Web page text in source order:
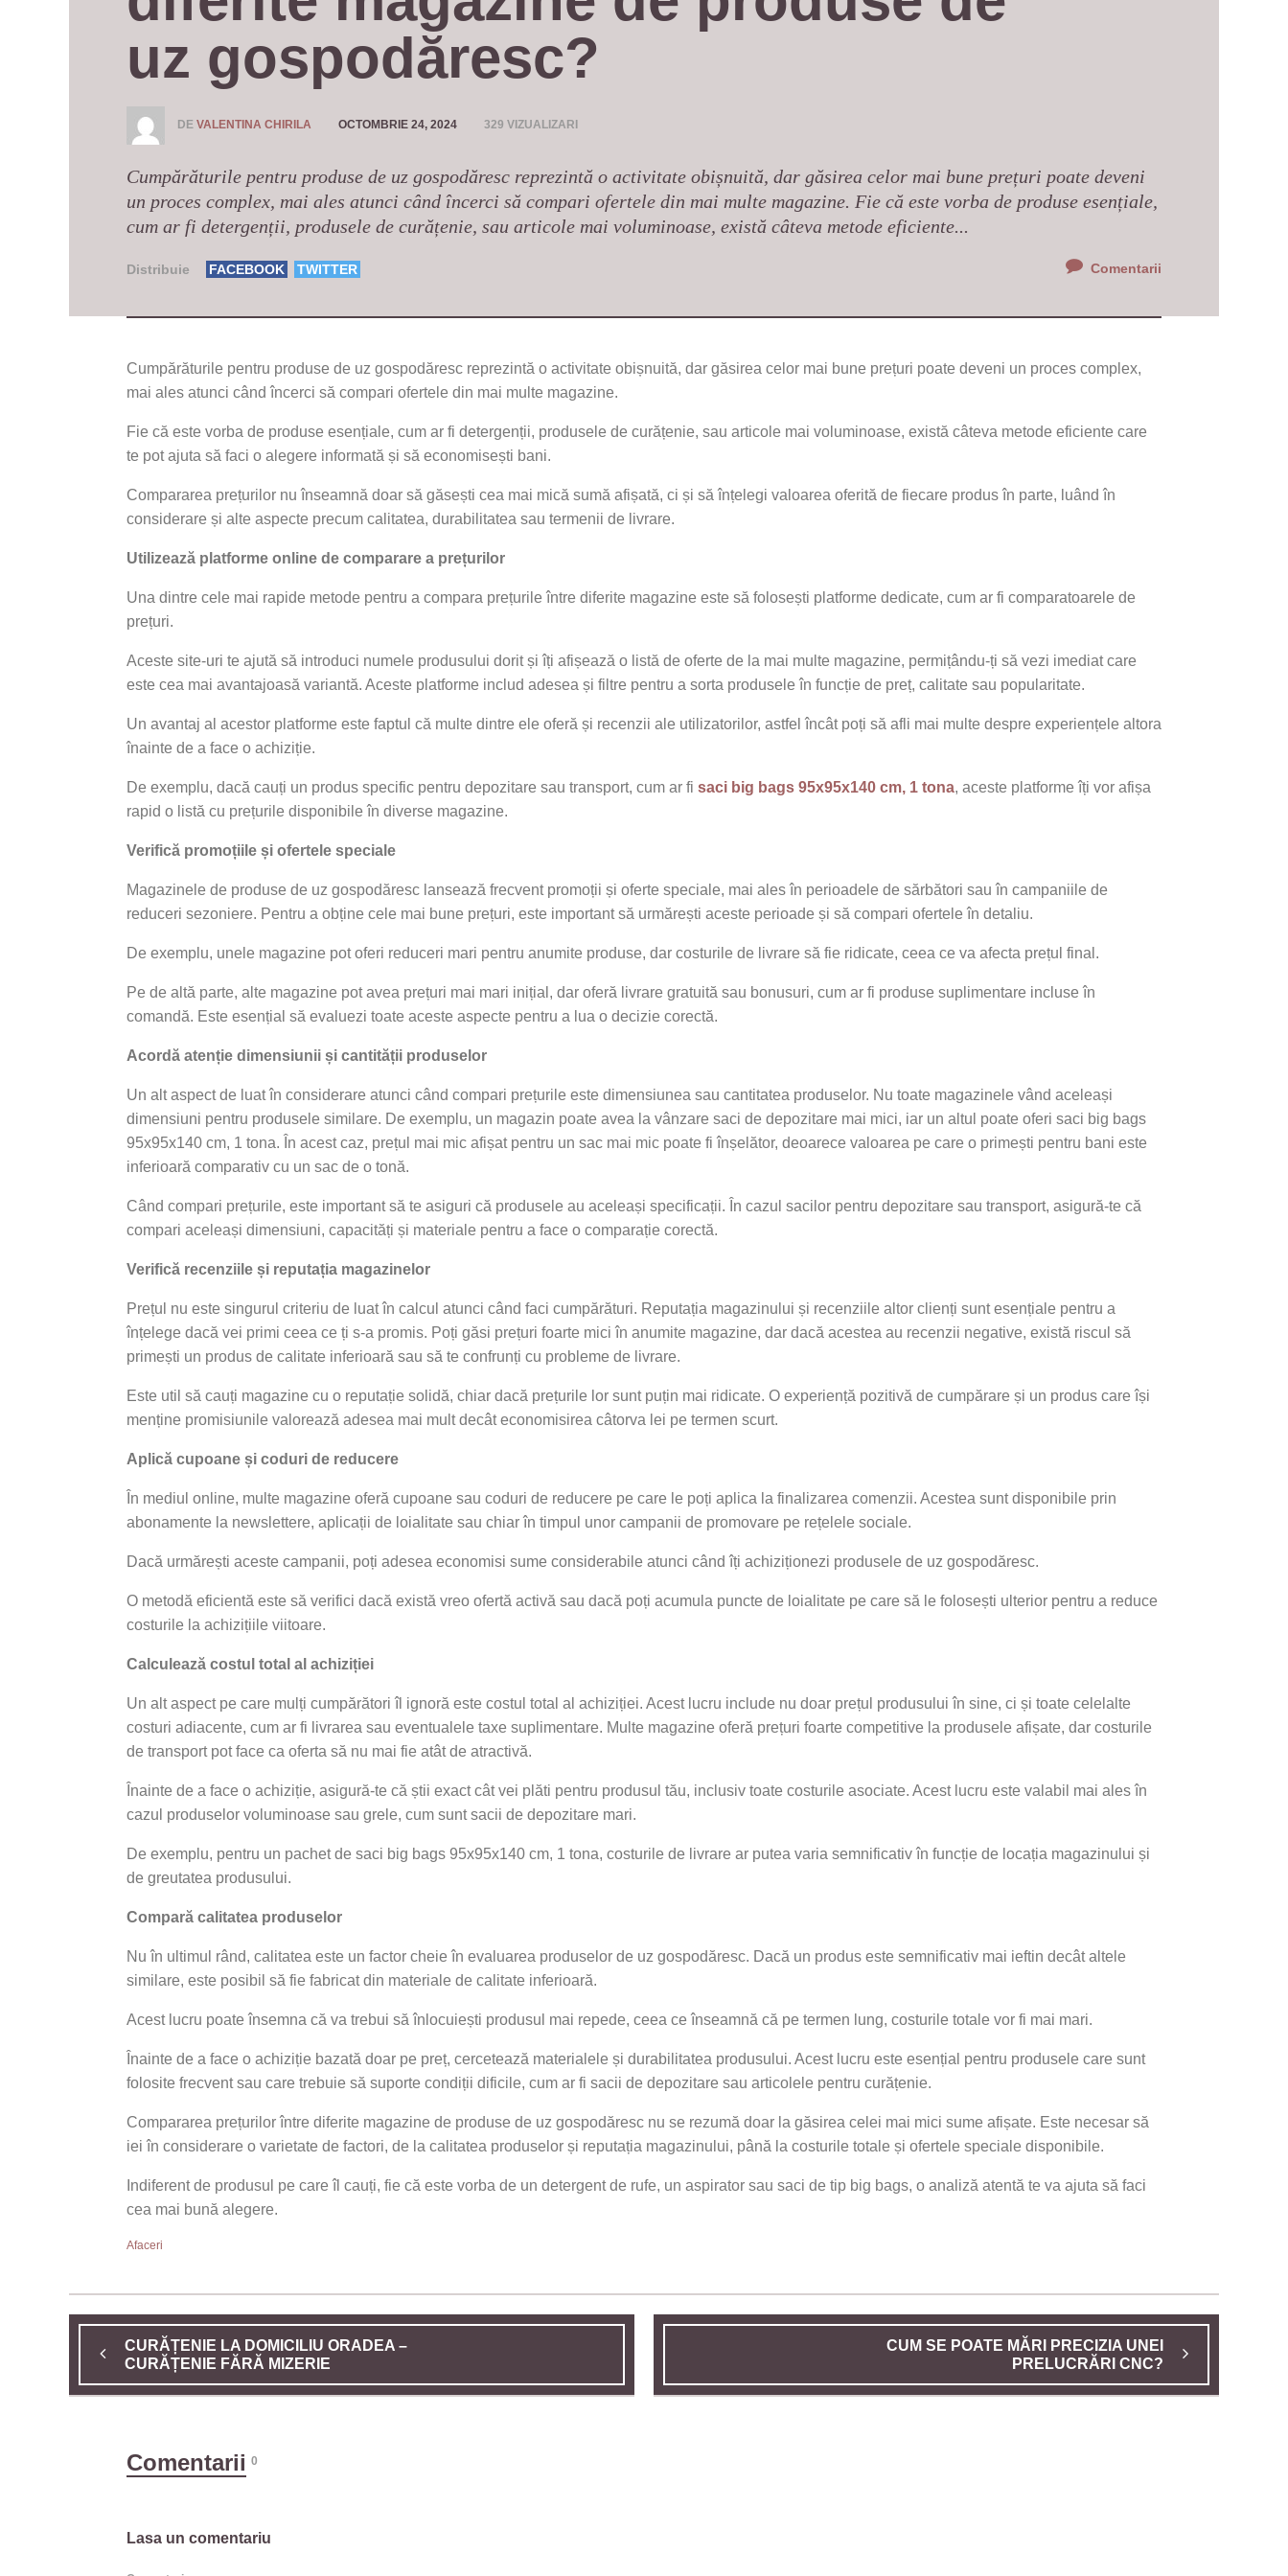
uz gospodăresc?
DE VALENTINA CHIRILA OCTOMBRIE 24, 2024 329 VIZUALIZARI
Cumpărăturile pentru produse de uz gospodăresc reprezintă o activitate obișnuită, dar găsirea celor mai bune prețuri poate deveni
un proces complex, mai ales atunci când încerci să compari ofertele din mai multe magazine. Fie că este vorba de produse esențiale,
cum ar fi detergenții, produsele de curățenie, sau articole mai voluminoase, există câteva metode eficiente...
Distribuie FACEBOOK TWITTER Comentarii
Cumpărăturile pentru produse de uz gospodăresc reprezintă o activitate obișnuită, dar găsirea celor mai bune prețuri poate deveni un proces complex,
mai ales atunci când încerci să compari ofertele din mai multe magazine.
Fie că este vorba de produse esențiale, cum ar fi detergenții, produsele de curățenie, sau articole mai voluminoase, există câteva metode eficiente care
te pot ajuta să faci o alegere informată și să economisești bani.
Compararea prețurilor nu înseamnă doar să găsești cea mai mică sumă afișată, ci și să înțelegi valoarea oferită de fiecare produs în parte, luând în
considerare și alte aspecte precum calitatea, durabilitatea sau termenii de livrare.
Utilizează platforme online de comparare a prețurilor
Una dintre cele mai rapide metode pentru a compara prețurile între diferite magazine este să folosești platforme dedicate, cum ar fi comparatoarele de
prețuri.
Aceste site-uri te ajută să introduci numele produsului dorit și îți afișează o listă de oferte de la mai multe magazine, permițându-ți să vezi imediat care
este cea mai avantajoasă variantă. Aceste platforme includ adesea și filtre pentru a sorta produsele în funcție de preț, calitate sau popularitate.
Un avantaj al acestor platforme este faptul că multe dintre ele oferă și recenzii ale utilizatorilor, astfel încât poți să afli mai multe despre experiențele altora
înainte de a face o achiziție.
De exemplu, dacă cauți un produs specific pentru depozitare sau transport, cum ar fi saci big bags 95x95x140 cm, 1 tona, aceste platforme îți vor afișa
rapid o listă cu prețurile disponibile în diverse magazine.
Verifică promoțiile și ofertele speciale
Magazinele de produse de uz gospodăresc lansează frecvent promoții și oferte speciale, mai ales în perioadele de sărbători sau în campaniile de
reduceri sezoniere. Pentru a obține cele mai bune prețuri, este important să urmărești aceste perioade și să compari ofertele în detaliu.
De exemplu, unele magazine pot oferi reduceri mari pentru anumite produse, dar costurile de livrare să fie ridicate, ceea ce va afecta prețul final.
Pe de altă parte, alte magazine pot avea prețuri mai mari inițial, dar oferă livrare gratuită sau bonusuri, cum ar fi produse suplimentare incluse în
comandă. Este esențial să evaluezi toate aceste aspecte pentru a lua o decizie corectă.
Acordă atenție dimensiunii și cantității produselor
Un alt aspect de luat în considerare atunci când compari prețurile este dimensiunea sau cantitatea produselor. Nu toate magazinele vând aceleași
dimensiuni pentru produsele similare. De exemplu, un magazin poate avea la vânzare saci de depozitare mai mici, iar un altul poate oferi saci big bags
95x95x140 cm, 1 tona. În acest caz, prețul mai mic afișat pentru un sac mai mic poate fi înșelător, deoarece valoarea pe care o primești pentru bani este
inferioară comparativ cu un sac de o tonă.
Când compari prețurile, este important să te asiguri că produsele au aceleași specificații. În cazul sacilor pentru depozitare sau transport, asigură-te că
compari aceleași dimensiuni, capacități și materiale pentru a face o comparație corectă.
Verifică recenziile și reputația magazinelor
Prețul nu este singurul criteriu de luat în calcul atunci când faci cumpărături. Reputația magazinului și recenziile altor clienți sunt esențiale pentru a
înțelege dacă vei primi ceea ce ți s-a promis. Poți găsi prețuri foarte mici în anumite magazine, dar dacă acestea au recenzii negative, există riscul să
primești un produs de calitate inferioară sau să te confrunți cu probleme de livrare.
Este util să cauți magazine cu o reputație solidă, chiar dacă prețurile lor sunt puțin mai ridicate. O experiență pozitivă de cumpărare și un produs care își
menține promisiunile valorează adesea mai mult decât economisirea câtorva lei pe termen scurt.
Aplică cupoane și coduri de reducere
În mediul online, multe magazine oferă cupoane sau coduri de reducere pe care le poți aplica la finalizarea comenzii. Acestea sunt disponibile prin
abonamente la newslettere, aplicații de loialitate sau chiar în timpul unor campanii de promovare pe rețelele sociale.
Dacă urmărești aceste campanii, poți adesea economisi sume considerabile atunci când îți achiziționezi produsele de uz gospodăresc.
O metodă eficientă este să verifici dacă există vreo ofertă activă sau dacă poți acumula puncte de loialitate pe care să le folosești ulterior pentru a reduce
costurile la achizițiile viitoare.
Calculează costul total al achiziției
Un alt aspect pe care mulți cumpărători îl ignoră este costul total al achiziției. Acest lucru include nu doar prețul produsului în sine, ci și toate celelalte
costuri adiacente, cum ar fi livrarea sau eventualele taxe suplimentare. Multe magazine oferă prețuri foarte competitive la produsele afișate, dar costurile
de transport pot face ca oferta să nu mai fie atât de atractivă.
Înainte de a face o achiziție, asigură-te că știi exact cât vei plăti pentru produsul tău, inclusiv toate costurile asociate. Acest lucru este valabil mai ales în
cazul produselor voluminoase sau grele, cum sunt sacii de depozitare mari.
De exemplu, pentru un pachet de saci big bags 95x95x140 cm, 1 tona, costurile de livrare ar putea varia semnificativ în funcție de locația magazinului și
de greutatea produsului.
Compară calitatea produselor
Nu în ultimul rând, calitatea este un factor cheie în evaluarea produselor de uz gospodăresc. Dacă un produs este semnificativ mai ieftin decât altele
similare, este posibil să fie fabricat din materiale de calitate inferioară.
Acest lucru poate însemna că va trebui să înlocuiești produsul mai repede, ceea ce înseamnă că pe termen lung, costurile totale vor fi mai mari.
Înainte de a face o achiziție bazată doar pe preț, cercetează materialele și durabilitatea produsului. Acest lucru este esențial pentru produsele care sunt
folosite frecvent sau care trebuie să suporte condiții dificile, cum ar fi sacii de depozitare sau articolele pentru curățenie.
Compararea prețurilor între diferite magazine de produse de uz gospodăresc nu se rezumă doar la găsirea celei mai mici sume afișate. Este necesar să
iei în considerare o varietate de factori, de la calitatea produselor și reputația magazinului, până la costurile totale și ofertele speciale disponibile.
Indiferent de produsul pe care îl cauți, fie că este vorba de un detergent de rufe, un aspirator sau saci de tip big bags, o analiză atentă te va ajuta să faci
cea mai bună alegere.
Afaceri
CURĂȚENIE LA DOMICILIU ORADEA –
CURĂȚENIE FĂRĂ MIZERIE
CUM SE POATE MĂRI PRECIZIA UNEI
PRELUCRĂRI CNC?
Comentarii 0
Lasa un comentariu